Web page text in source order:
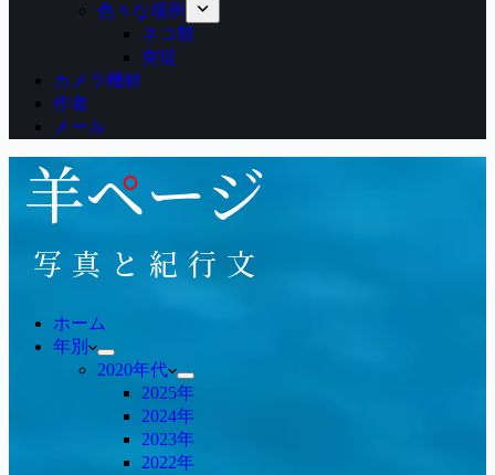
色々な場所
ネコ類
突堤
カメラ機材
作者
メール
ホーム
年別
2020年代
2025年
2024年
2023年
2022年